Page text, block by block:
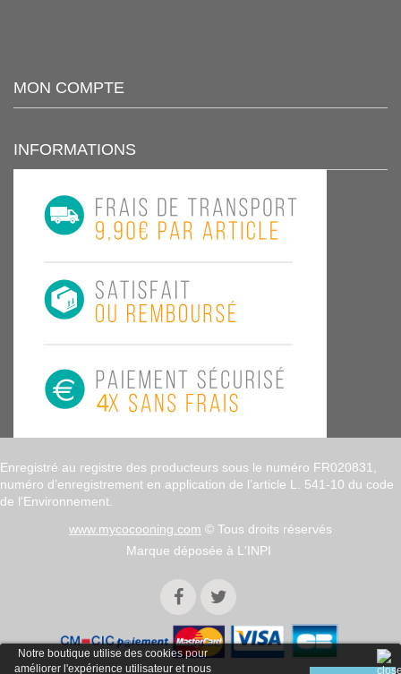
Notre boutique utilise des cookies pour
améliorer l'expérience utilisateur et nous
MON COMPTE
INFORMATIONS
Enregistré au registre des producteurs sous le numéro FR020831,
numéro d’enregistrement en application de l’article L. 541-10 du code
de l'Environnement.
www.mycocooning.com © Tous droits réservés
Marque déposée à L'INPI